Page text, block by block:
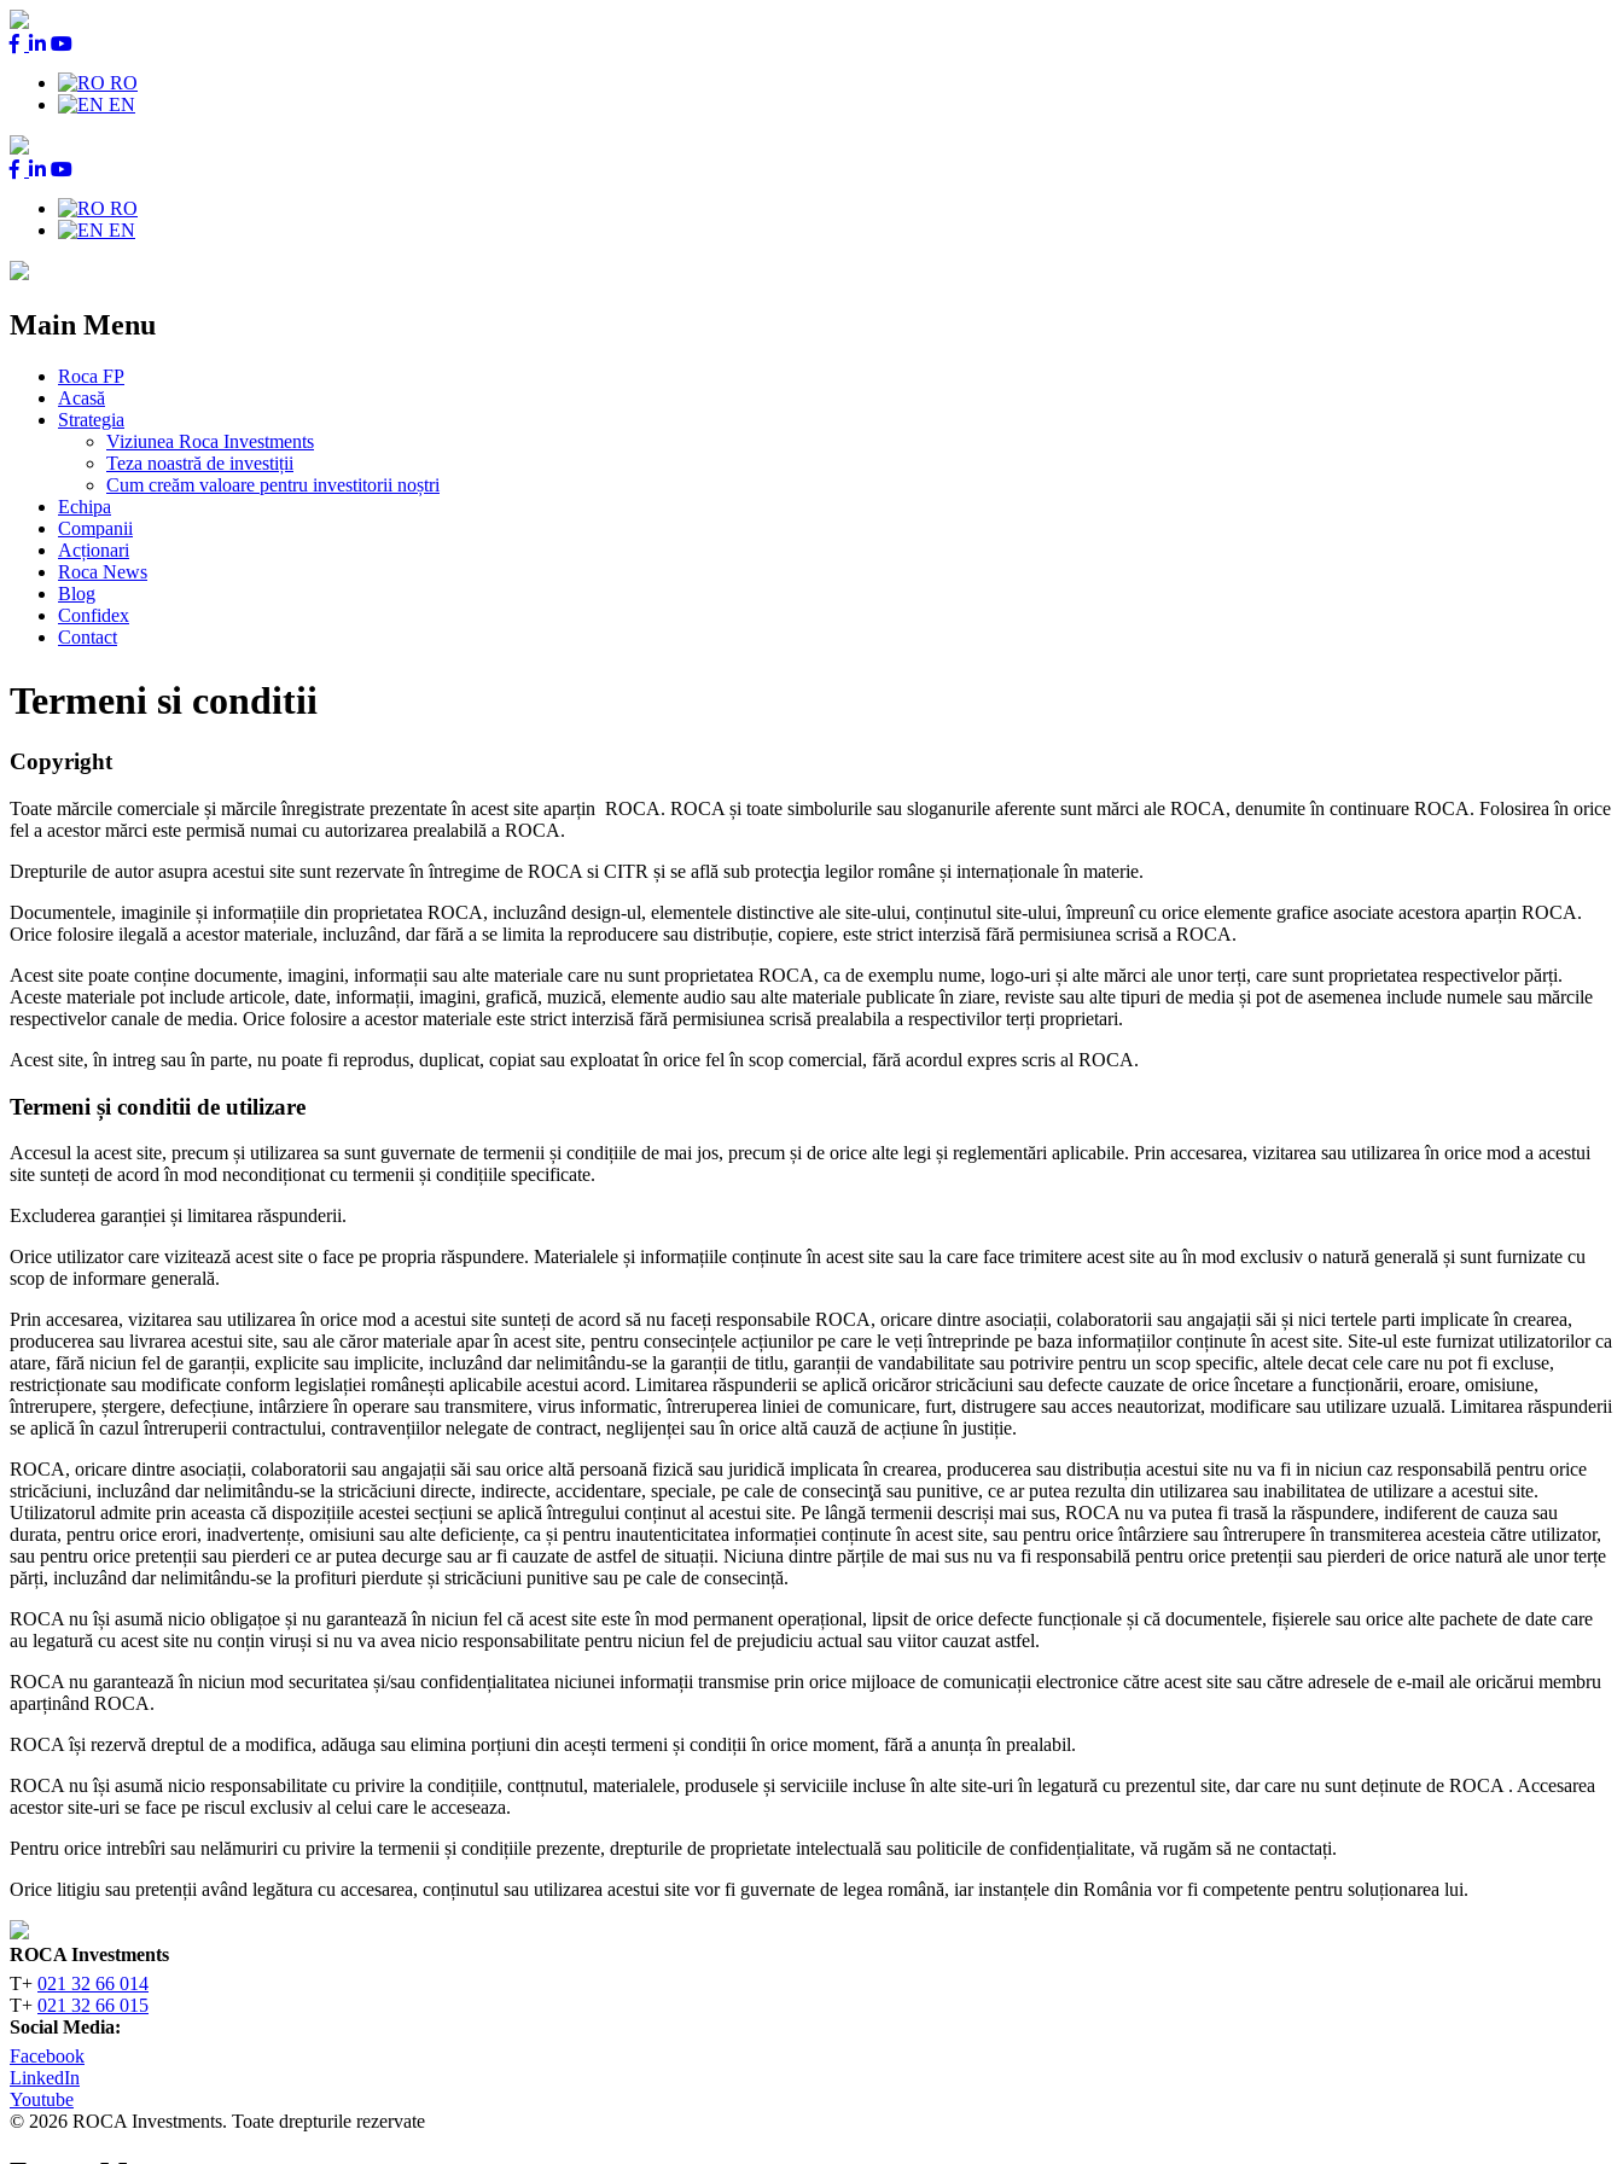
RO
EN
RO
EN
Main Menu
Roca FP
Acasă
Strategia
Viziunea Roca Investments
Teza noastră de investiții
Cum creăm valoare pentru investitorii noștri
Echipa
Companii
Acționari
Roca News
Blog
Confidex
Contact
Termeni si conditii
Copyright
Toate mărcile comerciale și mărcile înregistrate prezentate în acest site aparțin ROCA. ROCA și toate simbolurile sau sloganurile aferente sunt mărci ale ROCA, denumite în continuare ROCA. Folosirea în orice
fel a acestor mărci este permisă numai cu autorizarea prealabilă a ROCA.
Drepturile de autor asupra acestui site sunt rezervate în întregime de ROCA si CITR și se află sub protecţia legilor române și internaționale în materie.
Documentele, imaginile și informațiile din proprietatea ROCA, incluzând design-ul, elementele distinctive ale site-ului, conținutul site-ului, împreunî cu orice elemente grafice asociate acestora aparțin ROCA.
Orice folosire ilegală a acestor materiale, incluzând, dar fără a se limita la reproducere sau distribuție, copiere, este strict interzisă fără permisiunea scrisă a ROCA.
Acest site poate conține documente, imagini, informații sau alte materiale care nu sunt proprietatea ROCA, ca de exemplu nume, logo-uri și alte mărci ale unor terți, care sunt proprietatea respectivelor părți.
Aceste materiale pot include articole, date, informații, imagini, grafică, muzică, elemente audio sau alte materiale publicate în ziare, reviste sau alte tipuri de media și pot de asemenea include numele sau mărcile
respectivelor canale de media. Orice folosire a acestor materiale este strict interzisă fără permisiunea scrisă prealabila a respectivilor terți proprietari.
Acest site, în intreg sau în parte, nu poate fi reprodus, duplicat, copiat sau exploatat în orice fel în scop comercial, fără acordul expres scris al ROCA.
Termeni și conditii de utilizare
Accesul la acest site, precum și utilizarea sa sunt guvernate de termenii și condițiile de mai jos, precum și de orice alte legi și reglementări aplicabile. Prin accesarea, vizitarea sau utilizarea în orice mod a acestui
site sunteți de acord în mod necondiționat cu termenii și condițiile specificate.
Excluderea garanției și limitarea răspunderii.
Orice utilizator care vizitează acest site o face pe propria răspundere. Materialele și informațiile conținute în acest site sau la care face trimitere acest site au în mod exclusiv o natură generală și sunt furnizate cu
scop de informare generală.
Prin accesarea, vizitarea sau utilizarea în orice mod a acestui site sunteți de acord să nu faceți responsabile ROCA, oricare dintre asociații, colaboratorii sau angajații săi și nici tertele parti implicate în crearea,
producerea sau livrarea acestui site, sau ale căror materiale apar în acest site, pentru consecințele acțiunilor pe care le veți întreprinde pe baza informațiilor conținute în acest site. Site-ul este furnizat utilizatorilor ca
atare, fără niciun fel de garanții, explicite sau implicite, incluzând dar nelimitându-se la garanții de titlu, garanții de vandabilitate sau potrivire pentru un scop specific, altele decat cele care nu pot fi excluse,
restricționate sau modificate conform legislației românești aplicabile acestui acord. Limitarea răspunderii se aplică oricăror stricăciuni sau defecte cauzate de orice încetare a funcționării, eroare, omisiune,
întrerupere, ștergere, defecțiune, intârziere în operare sau transmitere, virus informatic, întreruperea liniei de comunicare, furt, distrugere sau acces neautorizat, modificare sau utilizare uzuală. Limitarea răspunderii
se aplică în cazul întreruperii contractului, contravențiilor nelegate de contract, neglijenței sau în orice altă cauză de acțiune în justiție.
ROCA, oricare dintre asociații, colaboratorii sau angajații săi sau orice altă persoană fizică sau juridică implicata în crearea, producerea sau distribuția acestui site nu va fi in niciun caz responsabilă pentru orice
stricăciuni, incluzând dar nelimitându-se la stricăciuni directe, indirecte, accidentare, speciale, pe cale de consecinţă sau punitive, ce ar putea rezulta din utilizarea sau inabilitatea de utilizare a acestui site.
Utilizatorul admite prin aceasta că dispozițiile acestei secțiuni se aplică întregului conținut al acestui site. Pe lângă termenii descriși mai sus, ROCA nu va putea fi trasă la răspundere, indiferent de cauza sau
durata, pentru orice erori, inadvertențe, omisiuni sau alte deficiențe, ca și pentru inautenticitatea informației conținute în acest site, sau pentru orice întârziere sau întrerupere în transmiterea acesteia către utilizator,
sau pentru orice pretenții sau pierderi ce ar putea decurge sau ar fi cauzate de astfel de situații. Niciuna dintre părțile de mai sus nu va fi responsabilă pentru orice pretenții sau pierderi de orice natură ale unor terțe
părți, incluzând dar nelimitându-se la profituri pierdute și stricăciuni punitive sau pe cale de consecință.
ROCA nu își asumă nicio obligațoe și nu garantează în niciun fel că acest site este în mod permanent operațional, lipsit de orice defecte funcționale și că documentele, fișierele sau orice alte pachete de date care
au legatură cu acest site nu conțin viruși si nu va avea nicio responsabilitate pentru niciun fel de prejudiciu actual sau viitor cauzat astfel.
ROCA nu garantează în niciun mod securitatea și/sau confidențialitatea niciunei informații transmise prin orice mijloace de comunicații electronice către acest site sau către adresele de e-mail ale oricărui membru
aparținând ROCA.
ROCA își rezervă dreptul de a modifica, adăuga sau elimina porțiuni din acești termeni și condiții în orice moment, fără a anunța în prealabil.
ROCA nu își asumă nicio responsabilitate cu privire la condițiile, contțnutul, materialele, produsele și serviciile incluse în alte site-uri în legatură cu prezentul site, dar care nu sunt deținute de ROCA . Accesarea
acestor site-uri se face pe riscul exclusiv al celui care le acceseaza.
Pentru orice intrebîri sau nelămuriri cu privire la termenii și condițiile prezente, drepturile de proprietate intelectuală sau politicile de confidențialitate, vă rugăm să ne contactați.
Orice litigiu sau pretenții având legătura cu accesarea, conținutul sau utilizarea acestui site vor fi guvernate de legea română, iar instanțele din România vor fi competente pentru soluționarea lui.
ROCA Investments
T+ 021 32 66 014
T+ 021 32 66 015
Social Media:
Facebook
LinkedIn
Youtube
© 2026 ROCA Investments. Toate drepturile rezervate